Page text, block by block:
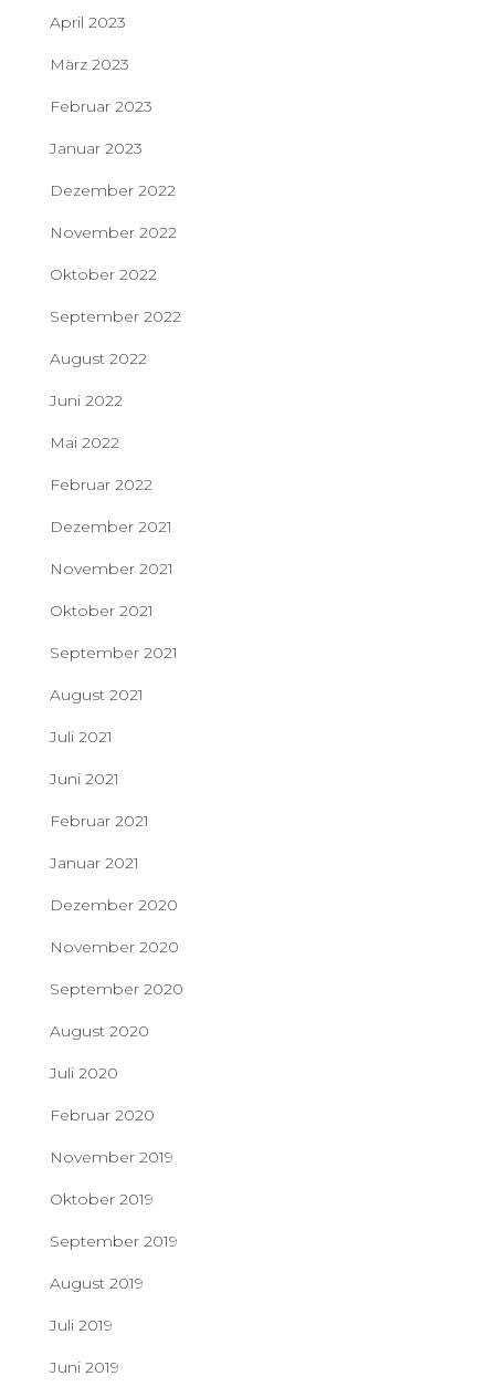
April 2023
März 2023
Februar 2023
Januar 2023
Dezember 2022
November 2022
Oktober 2022
September 2022
August 2022
Juni 2022
Mai 2022
Februar 2022
Dezember 2021
November 2021
Oktober 2021
September 2021
August 2021
Juli 2021
Juni 2021
Februar 2021
Januar 2021
Dezember 2020
November 2020
September 2020
August 2020
Juli 2020
Februar 2020
November 2019
Oktober 2019
September 2019
August 2019
Juli 2019
Juni 2019